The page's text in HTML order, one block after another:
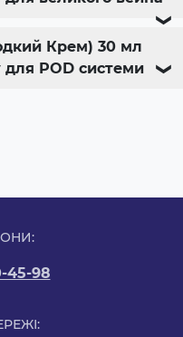
❯
Крем) 30 мл
для POD системи
❯
45-98